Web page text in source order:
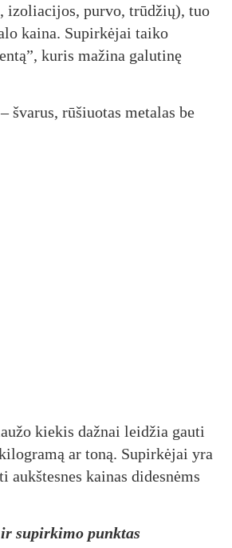
izoliacijos, purvo, trūdžių), tuo
kaina. Supirkėjai taiko
kuris mažina galutinę
švarus, rūšiuotas metalas be
kiekis dažnai leidžia gauti
ar toną. Supirkėjai yra
kainas didesnėms
supirkimo punktas